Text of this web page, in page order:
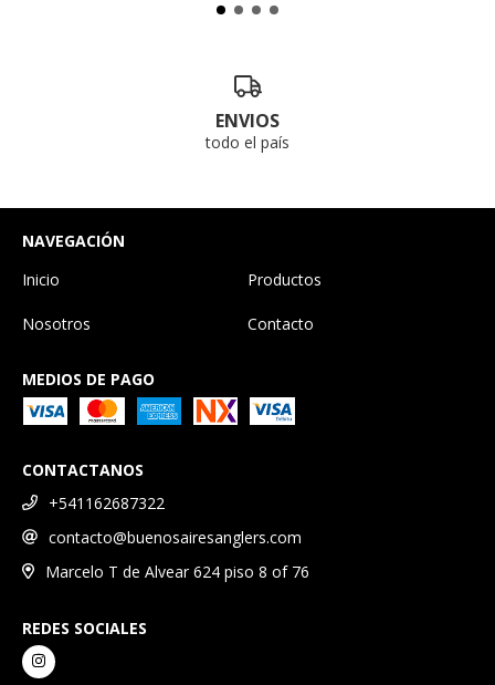
ENVIOS
todo el país
NAVEGACIÓN
Inicio
Productos
Nosotros Contacto
MEDIOS DE PAGO
CONTACTANOS
+541162687322
contacto@buenosairesanglers.com
Marcelo T de Alvear 624 piso 8 of 76
REDES SOCIALES